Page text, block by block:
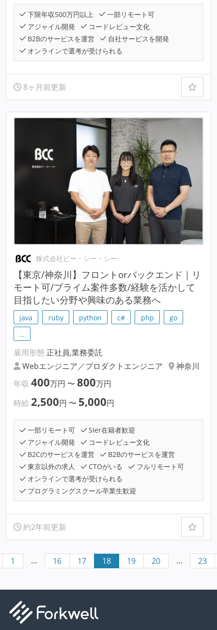
下限年収500万円以上
一部リモート可
アジャイル開発
コードレビュー文化
B2Bのサービスを運営
自社サービスを開発
オンラインで選考が受けられる
8ヶ月前更新
株式会社ビー・シー・シー
【東京/神奈川】フロントorバックエンド｜リ
モート可/プライム案件多数/経験を活かして
目指したい分野や興味のある業務へ
java ruby python c# php
go
…
雇用形態 正社員,業務委託
Webエンジニア／プロダクトエンジニア
神奈川
年収 400万円 〜 800万円
時給 2,500円 〜 5,000円
一部リモート可
SIer在籍者歓迎
アジャイル開発
コードレビュー文化
B2Cのサービスを運営
B2Bのサービスを運営
東京以外の求人
CTOがいる
フルリモート可
オンラインで選考が受けられる
プログラミングスクール卒業生歓迎
約2年前更新
1 … 16 17 18 19 20 … 23